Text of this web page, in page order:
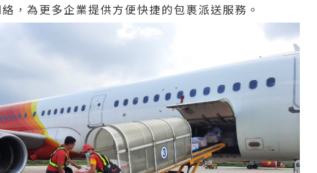
，為更多企業提供方便快捷的包裹派送服務。